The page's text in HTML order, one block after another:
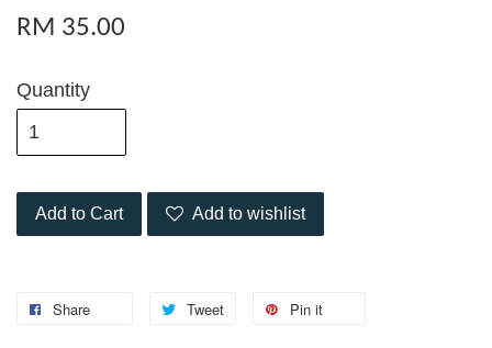
RM 35.00
Quantity
Add to Cart Add to wishlist
Share Tweet Pin it